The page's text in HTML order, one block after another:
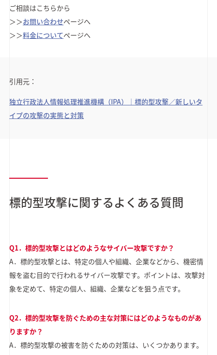
ご相談はこちらから
＞＞お問い合わせページへ
＞＞料金についてページへ
引用元：
独立行政法人情報処理推進機構（IPA）｜標的型攻撃／新しいタ
イプの攻撃の実態と対策
標的型攻撃に関するよくある質問
Q1．標的型攻撃とはどのようなサイバー攻撃ですか？
A．標的型攻撃とは、特定の個人や組織、企業などから、機密情
報を盗む目的で行われるサイバー攻撃です。ポイントは、攻撃対
象を定めて、特定の個人、組織、企業などを狙う点です。
Q2．標的型攻撃を防ぐための主な対策にはどのようなものがあ
りますか？
A．標的型攻撃の被害を防ぐための対策は、いくつかあります。